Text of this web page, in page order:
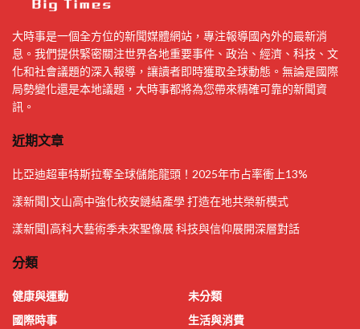
大時事是一個全方位的新聞媒體網站，專注報導國內外的最新消
息。我們提供緊密關注世界各地重要事件、政治、經濟、科技、文
化和社會議題的深入報導，讓讀者即時獲取全球動態。無論是國際
局勢變化還是本地議題，大時事都將為您帶來精確可靠的新聞資
訊。
近期文章
比亞迪超車特斯拉奪全球儲能龍頭！2025年市占率衝上13%
漾新聞|文山高中強化校安鏈結產學 打造在地共榮新模式
漾新聞|高科大藝術季未來聖像展 科技與信仰展開深層對話
分類
健康與運動
國際時事
未分類
生活與消費